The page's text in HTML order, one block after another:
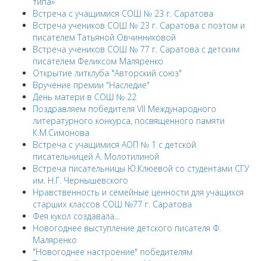
Встреча с учащимися СОШ № 23 г. Саратова
Встреча учеников СОШ № 23 г. Саратова с поэтом и
писателем Татьяной Овчинниковой
Встреча учеников СОШ № 77 г. Саратова с детским
писателем Феликсом Маляренко
Открытие литклуба "Авторский союз"
Вручение премии "Наследие"
День матери в СОШ № 22
Поздравляем победителя VII Международного
литературного конкурса, посвященного памяти
К.М.Симонова
Встреча с учащимися АОП № 1 с детской
писательницей А. Молотилиной
Встреча писательницы Ю.Клюевой со студентами СГУ
им. Н.Г. Чернышевского
Нравственность и семейные ценности для учащихся
старших классов СОШ №77 г. Саратова
Фея кукол создавала...
Новогоднее выступление детского писателя Ф.
Маляренко
"Новогоднее настроение" победителям